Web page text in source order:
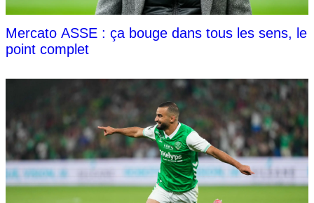
Mercato ASSE : ça bouge dans tous les sens, le
point complet